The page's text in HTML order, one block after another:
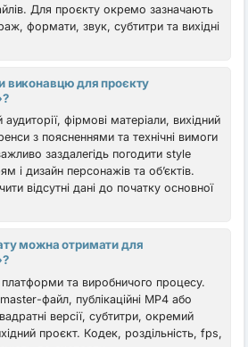
Для проєкту окремо зазначають
формати, звук, субтитри та вихідні
виконавцю для проєкту
фірмові матеріали, вихідний
з поясненнями та технічні вимоги
заздалегідь погодити style
і дизайн персонажів та об’єктів.
відсутні дані до початку основної
можна отримати для
та виробничого процесу.
файл, публікаційні MP4 або
версії, субтитри, окремий
проєкт. Кодек, роздільність, fps,